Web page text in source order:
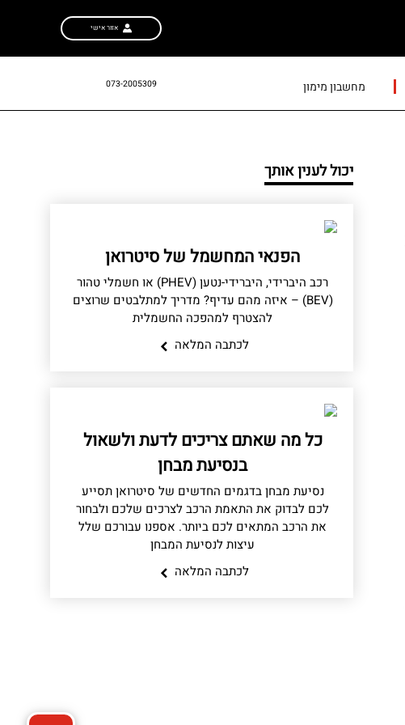
אזור אישי
מחשבון מימון 073-2005309
יכול לענין אותך
הפנאי המחשמל של סיטרואן
רכב היברידי, היברידי-נטען (PHEV) או חשמלי טהור
(BEV) – איזה מהם עדיף? מדריך למתלבטים שרוצים
להצטרף למהפכה החשמלית
לכתבה המלאה
כל מה שאתם צריכים לדעת ולשאול
בנסיעת מבחן
נסיעת מבחן בדגמים החדשים של סיטרואן תסייע
לכם לבדוק את התאמת הרכב לצרכים שלכם ולבחור
את הרכב המתאים לכם ביותר. אספנו עבורכם שלל
עיצות לנסיעת המבחן
לכתבה המלאה